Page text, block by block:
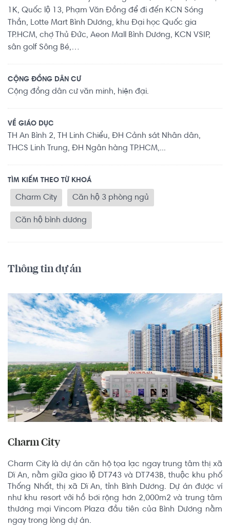
1K, Quốc lộ 13, Phạm Văn Đồng để đi đến KCN Sóng
Thần, Lotte Mart Bình Dương, khu Đại học Quốc gia
TP.HCM, chợ Thủ Đức, Aeon Mall Bình Dương, KCN VSIP,
sân golf Sông Bé,…
CỘNG ĐỒNG DÂN CƯ
Cộng đồng dân cư văn minh, hiện đại.
VỀ GIÁO DỤC
TH An Bình 2, TH Linh Chiểu, ĐH Cảnh sát Nhân dân,
THCS Linh Trung, ĐH Ngân hàng TP.HCM,...
TÌM KIẾM THEO TỪ KHOÁ
Charm City Căn hộ 3 phòng ngủ
Căn hộ bình dương
Thông tin dự án
Charm City
Charm City là dự án căn hộ tọa lạc ngay trung tâm thị xã
Dĩ An, nằm giữa giao lộ DT743 và DT743B, thuộc khu phố
Thống Nhất, thị xã Dĩ An, tỉnh Bình Dương. Dự án được ví
như khu resort với hồ bơi rộng hơn 2,000m2 và trung tâm
thương mại Vincom Plaza đầu tiên của Bình Dương nằm
ngay trong lòng dự án.